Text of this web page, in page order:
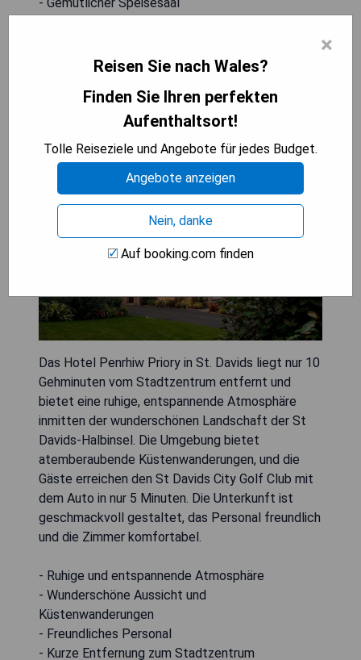
Penrhiw Priory (St. Davids)
Das Hotel Penrhiw Priory in St. Davids liegt nur 10
Gehminuten vom Stadtzentrum entfernt und
bietet eine ruhige, entspannende Atmosphäre
inmitten der wunderschönen Landschaft der St
Davids-Halbinsel. Die Umgebung bietet
atemberaubende Küstenwanderungen, und die
Gäste erreichen den St Davids City Golf Club mit
dem Auto in nur 5 Minuten. Die Unterkunft ist
geschmackvoll gestaltet, das Personal freundlich
und die Zimmer komfortabel.
- Ruhige und entspannende Atmosphäre
- Wunderschöne Aussicht und
Küstenwanderungen
- Freundliches Personal
- Kurze Entfernung zum Stadtzentrum
×
Reisen Sie nach Wales?
Finden Sie Ihren perfekten
Aufenthaltsort!
Tolle Reiseziele und Angebote für jedes Budget.
Angebote anzeigen
Nein, danke
Auf booking.com finden